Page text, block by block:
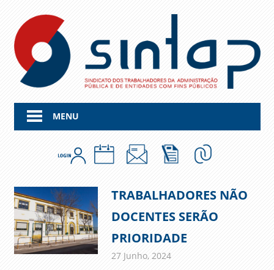
content
MENU
TRABALHADORES NÃO
DOCENTES SERÃO
PRIORIDADE
27 Junho, 2024